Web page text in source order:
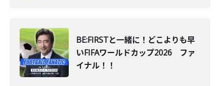
BE:FIRSTと一緒に！どこよりも早
いFIFAワールドカップ2026 ファ
イナル！！